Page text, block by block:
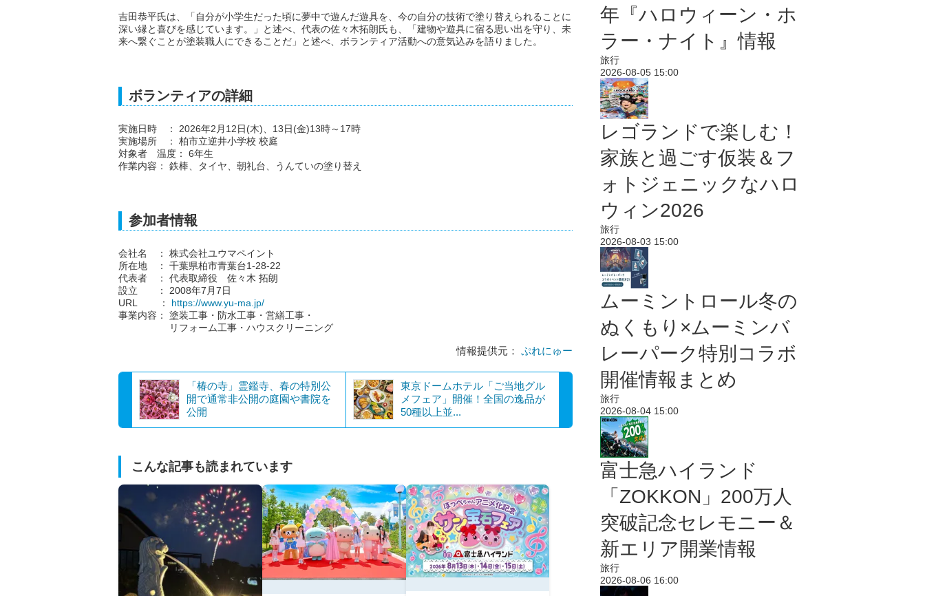
吉田恭平氏は、「自分が小学生だった頃に夢中で遊んだ遊具を、今の自分の技術で塗り替えられることに
深い縁と喜びを感じています。」と述べ、代表の佐々木拓朗氏も、「建物や遊具に宿る思い出を守り、未
来へ繋ぐことが塗装職人にできることだ」と述べ、ボランティア活動への意気込みを語りました。
ボランティアの詳細
実施日時 ： 2026年2月12日(木)、13日(金)13時～17時
実施場所 ： 柏市立逆井小学校 校庭
対象者 温度： 6年生
作業内容： 鉄棒、タイヤ、朝礼台、うんていの塗り替え
参加者情報
会社名 ： 株式会社ユウマペイント
所在地 ： 千葉県柏市青葉台1-28-22
代表者 ： 代表取締役 佐々木 拓朗
設立 ： 2008年7月7日
URL ： https://www.yu-ma.jp/
事業内容： 塗装工事・防水工事・営繕工事・
リフォーム工事・ハウスクリーニング
情報提供元： ぷれにゅー
「椿の寺」霊鑑寺、春の特別公
開で通常非公開の庭園や書院を
公開
東京ドームホテル「ご当地グル
メフェア」開催！全国の逸品が
50種以上並...
こんな記事も読まれています
年『ハロウィーン・ホ
ラー・ナイト』情報
旅行
2026-08-05 15:00
レゴランドで楽しむ！
家族と過ごす仮装＆フ
ォトジェニックなハロ
ウィン2026
旅行
2026-08-03 15:00
ムーミントロール冬の
ぬくもり×ムーミンバ
レーパーク特別コラボ
開催情報まとめ
旅行
2026-08-04 15:00
富士急ハイランド
「ZOKKON」200万人
突破記念セレモニー＆
新エリア開業情報
旅行
2026-08-06 16:00